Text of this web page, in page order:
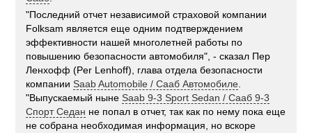
"Последний отчет независимой страховой компании
Folksam является еще одним подтверждением
эффективности нашей многолетней работы по
повышению безопасности автомобиля", - сказал Пер
Ленхофф (Per Lenhoff), глава отдела безопасности
компании Saab Automobile / Сааб Автомобиле
"Выпускаемый ныне Saab 9-3 Sport Sedan / Сааб 9-3
Спорт Седан не попал в отчет, так как по нему пока еще
не собрана необходимая информация, но вскоре